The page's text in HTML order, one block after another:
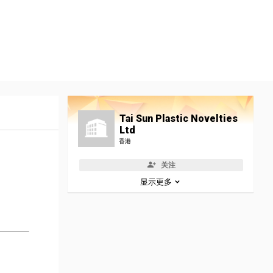
Tai Sun Plastic Novelties
Ltd
香港
关注
显示更多